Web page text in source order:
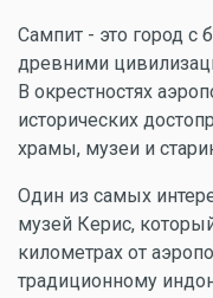
Сампит - это город с
древними
В окрестностях
исторических
храмы, музеи и
Один из самых
музей Керис,
километрах от
традиционному